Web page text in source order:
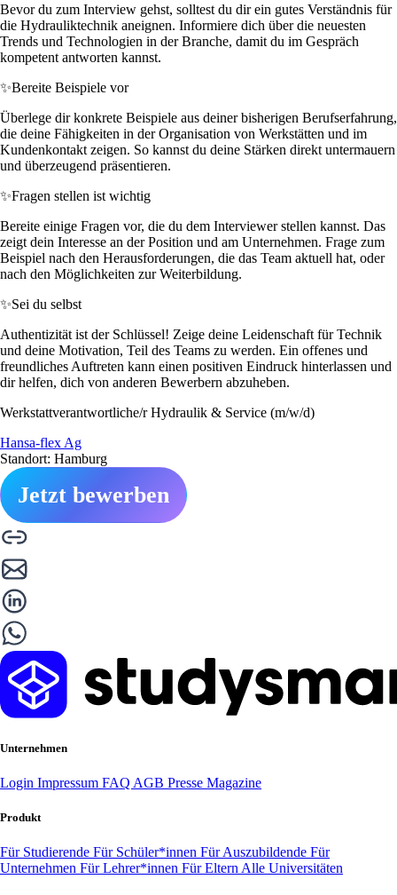
Bevor du zum Interview gehst, solltest du dir ein gutes Verständnis für
die Hydrauliktechnik aneignen. Informiere dich über die neuesten
Trends und Technologien in der Branche, damit du im Gespräch
kompetent antworten kannst.
✨Bereite Beispiele vor
Überlege dir konkrete Beispiele aus deiner bisherigen Berufserfahrung,
die deine Fähigkeiten in der Organisation von Werkstätten und im
Kundenkontakt zeigen. So kannst du deine Stärken direkt untermauern
und überzeugend präsentieren.
✨Fragen stellen ist wichtig
Bereite einige Fragen vor, die du dem Interviewer stellen kannst. Das
zeigt dein Interesse an der Position und am Unternehmen. Frage zum
Beispiel nach den Herausforderungen, die das Team aktuell hat, oder
nach den Möglichkeiten zur Weiterbildung.
✨Sei du selbst
Authentizität ist der Schlüssel! Zeige deine Leidenschaft für Technik
und deine Motivation, Teil des Teams zu werden. Ein offenes und
freundliches Auftreten kann einen positiven Eindruck hinterlassen und
dir helfen, dich von anderen Bewerbern abzuheben.
Werkstattverantwortliche/r Hydraulik & Service (m/w/d)
Hansa-flex Ag
Standort: Hamburg
Jetzt bewerben
Unternehmen
Login Impressum FAQ AGB Presse Magazine
Produkt
Für Studierende Für Schüler*innen Für Auszubildende Für
Unternehmen Für Lehrer*innen Für Eltern Alle Universitäten